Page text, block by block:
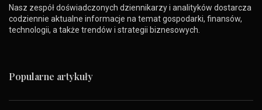
Nasz zespół doświadczonych dziennikarzy i analityków dostarcza
codziennie aktualne informacje na temat gospodarki, finansów,
technologii, a także trendów i strategii biznesowych.
Popularne artykuły